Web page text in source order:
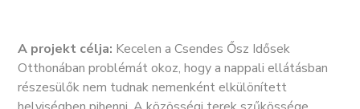
A projekt célja: Kecelen a Csendes Ősz Idősek
Otthonában problémát okoz, hogy a nappali ellátásban
részesülők nem tudnak nemenként elkülönített